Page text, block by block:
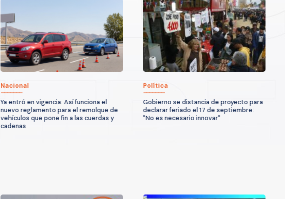
Nacional
Ya entró en vigencia: Así funciona el
nuevo reglamento para el remolque de
vehículos que pone fin a las cuerdas y
cadenas
Política
Gobierno se distancia de proyecto para
declarar feriado el 17 de septiembre:
"No es necesario innovar"